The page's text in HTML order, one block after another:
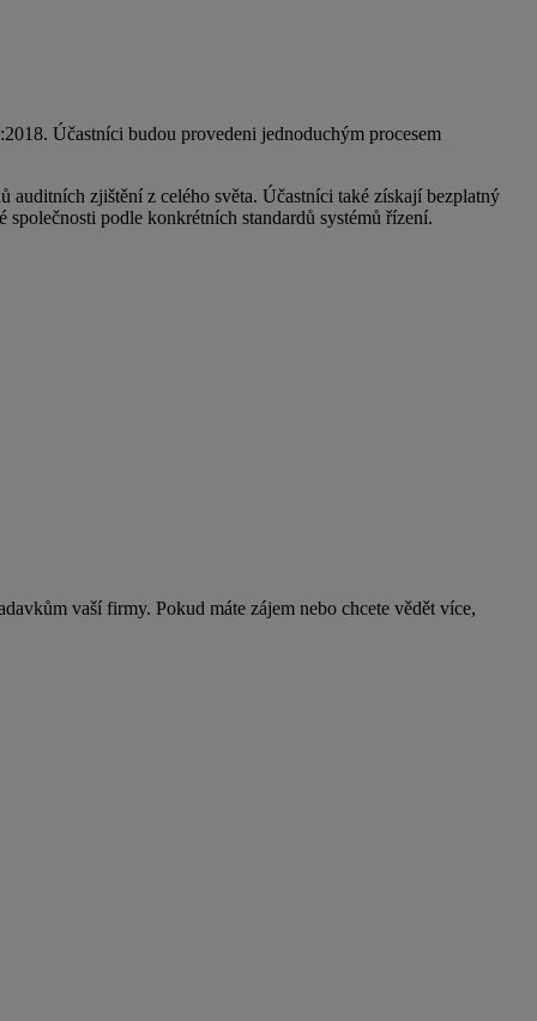
Účastníci budou provedeni jednoduchým procesem
zjištění z celého světa. Účastníci také získají bezplatný
podle konkrétních standardů systémů řízení.
vaší firmy. Pokud máte zájem nebo chcete vědět více,